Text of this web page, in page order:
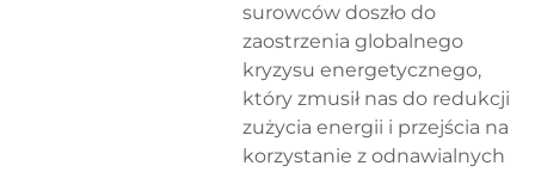
surowców doszło do
zaostrzenia globalnego
kryzysu energetycznego,
który zmusił nas do redukcji
zużycia energii i przejścia na
korzystanie z odnawialnych